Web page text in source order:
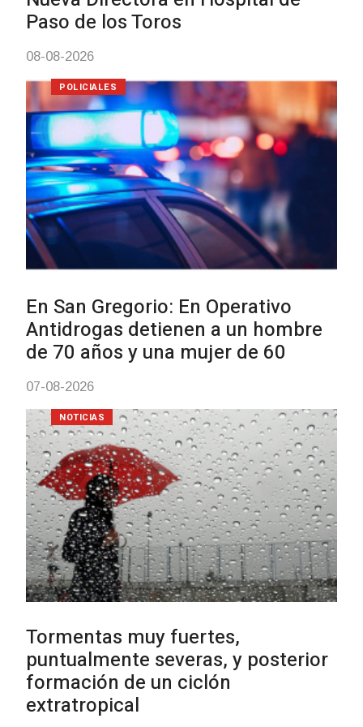
Tacuarembó permitió
Brasil una camioneta hurtada
Villa Ansina
04-08-2026
Facultad de Artes llega a
con dos cursos de formación
03-08-2026
NOTICIAS
Clases de Muai Thai en
Charrúa
03-08-2026
NOTICIAS